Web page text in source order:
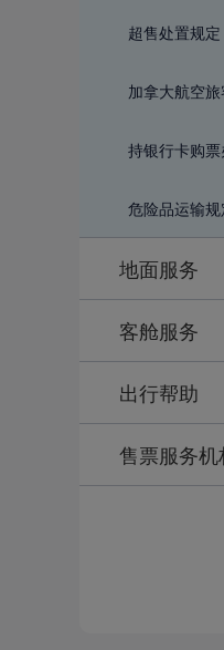
超售处置规定
加拿大航空
持银行卡购
危险品运输规
地面服务
客舱服务
出行帮助
售票服务机